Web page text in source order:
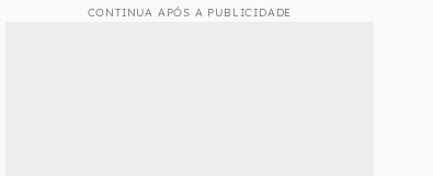
CONTINUA APÓS A PUBLICIDADE